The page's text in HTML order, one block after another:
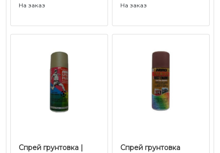
На заказ На заказ
Спрей грунтовка | Спрей грунтовка